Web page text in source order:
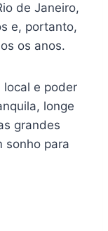
de Janeiro,
e, portanto,
os anos.
local e poder
longe
grandes
sonho para